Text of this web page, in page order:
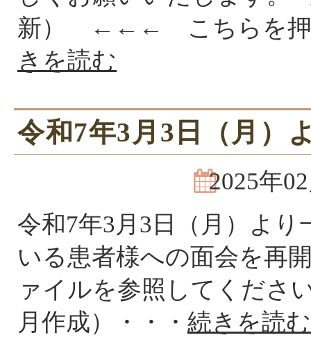
新） ←←← こちらを押
きを読む
令和7年3月3日（月）
2025年
令和7年3月3日（月）よ
いる患者様への面会を再
ァイルを参照してくださ
月作成）・・・ 続きを読む